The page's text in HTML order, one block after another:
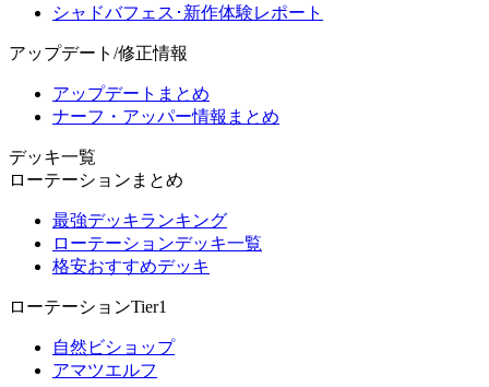
シャドバフェス･新作体験レポート
アップデート/修正情報
アップデートまとめ
ナーフ・アッパー情報まとめ
デッキ一覧
ローテーションまとめ
最強デッキランキング
ローテーションデッキ一覧
格安おすすめデッキ
ローテーションTier1
自然ビショップ
アマツエルフ